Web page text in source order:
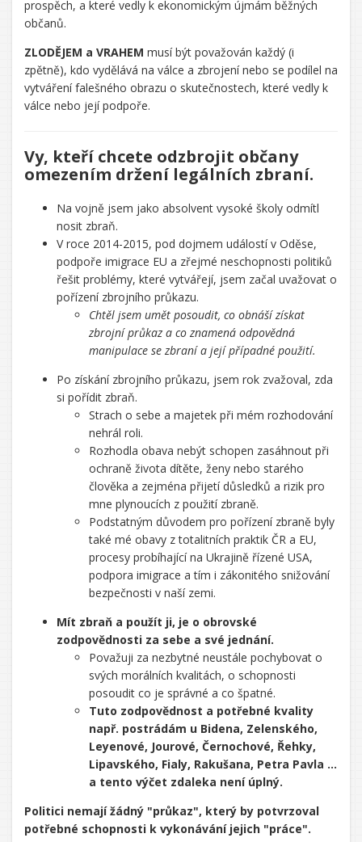
prospěch, a které vedly k ekonomickým újmám běžných
občanů.
ZLODĚJEM a VRAHEM musí být považován každý (i
zpětně), kdo vydělává na válce a zbrojení nebo se podílel na
vytváření falešného obrazu o skutečnostech, které vedly k
válce nebo její podpoře.
Vy, kteří chcete odzbrojit občany
omezením držení legálních zbraní.
Na vojně jsem jako absolvent vysoké školy odmítl
nosit zbraň.
V roce 2014-2015, pod dojmem událostí v Oděse,
podpoře imigrace EU a zřejmé neschopnosti politiků
řešit problémy, které vytvářejí, jsem začal uvažovat o
pořízení zbrojního průkazu.
Chtěl jsem umět posoudit, co obnáší získat
zbrojní průkaz a co znamená odpovědná
manipulace se zbraní a její případné použití.
Po získání zbrojního průkazu, jsem rok zvažoval, zda
si pořídit zbraň.
Strach o sebe a majetek při mém rozhodování
nehrál roli.
Rozhodla obava nebýt schopen zasáhnout při
ochraně života dítěte, ženy nebo starého
člověka a zejména přijetí důsledků a rizik pro
mne plynoucích z použití zbraně.
Podstatným důvodem pro pořízení zbraně byly
také mé obavy z totalitních praktik ČR a EU,
procesy probíhající na Ukrajině řízené USA,
podpora imigrace a tím i zákonitého snižování
bezpečnosti v naší zemi.
Mít zbraň a použít ji, je o obrovské
zodpovědnosti za sebe a své jednání.
Považuji za nezbytné neustále pochybovat o
svých morálních kvalitách, o schopnosti
posoudit co je správné a co špatné.
Tuto zodpovědnost a potřebné kvality
např. postrádám u Bidena, Zelenského,
Leyenové, Jourové, Černochové, Řehky,
Lipavského, Fialy, Rakušana, Petra Pavla ...
a tento výčet zdaleka není úplný.
Politici nemají žádný "průkaz", který by potvrzoval
potřebné schopnosti k vykonávání jejich "práce".